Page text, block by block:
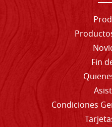
Fin
Condiciones